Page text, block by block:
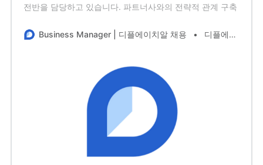
전반을 담당하고 있습니다. 파트너사와의 전략적 관계 구축
수 있는 협력 모델을 개발하며, 이를 통해 회사의 주요 비즈
Business Manager | 디플에이치알 채용 디플에이치알